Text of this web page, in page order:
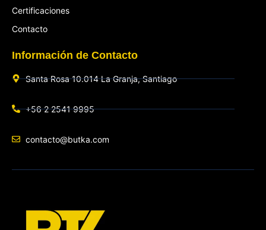
Certificaciones
Contacto
Información de Contacto
Santa Rosa 10.014 La Granja, Santiago
+56 2 2541 9995
contacto@butka.com